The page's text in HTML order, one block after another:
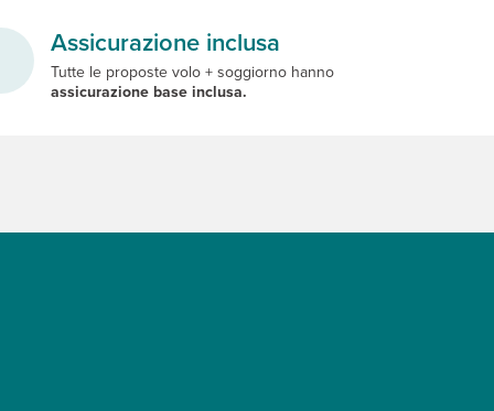
Assicurazione inclusa
Tutte le proposte volo + soggiorno hanno
assicurazione base inclusa.